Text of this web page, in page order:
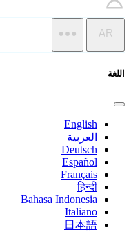
AR
اللغة
English
العربية
Deutsch
Español
Français
हिन्दी
Bahasa Indonesia
Italiano
日本語